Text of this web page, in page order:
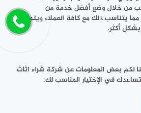
من خلال وضع أفضل خدمة من
يتناسب ذلك مع كافة العملاء ويتم
أكثر.
لكم بعض المعلومات عن شركة شراء اثاث
في الإختيار المناسب لك.